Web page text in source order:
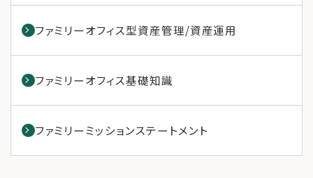
ファミリーオフィス型資産管理/資産運用
ファミリーオフィス基礎知識
ファミリーミッションステートメント